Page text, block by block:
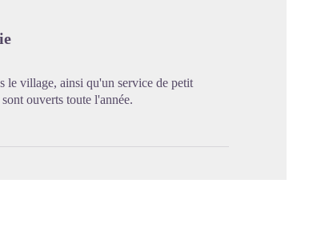
le village, ainsi qu'un service de petit
ouverts toute l'année.